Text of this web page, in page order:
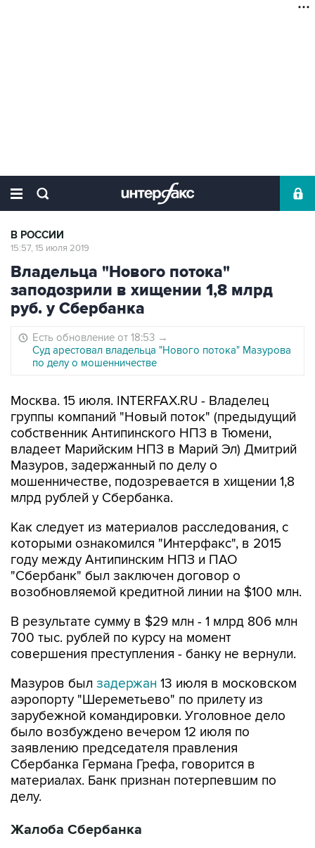
В РОССИИ
15:57, 15 июля 2019
Владельца "Нового потока"
заподозрили в хищении 1,8 млрд
руб. у Сбербанка
Есть обновление от 18:53 →
Суд арестовал владельца "Нового потока" Мазурова
по делу о мошенничестве
Москва. 15 июля. INTERFAX.RU - Владелец
группы компаний "Новый поток" (предыдущий
собственник Антипинского НПЗ в Тюмени,
владеет Марийским НПЗ в Марий Эл) Дмитрий
Мазуров, задержанный по делу о
мошенничестве, подозревается в хищении 1,8
млрд рублей у Сбербанка.
Как следует из материалов расследования, с
которыми ознакомился "Интерфакс", в 2015
году между Антипинским НПЗ и ПАО
"Сбербанк" был заключен договор о
возобновляемой кредитной линии на $100 млн.
В результате сумму в $29 млн - 1 млрд 806 млн
700 тыс. рублей по курсу на момент
совершения преступления - банку не вернули.
Мазуров был задержан 13 июля в московском
аэропорту "Шереметьево" по прилету из
зарубежной командировки. Уголовное дело
было возбуждено вечером 12 июля по
заявлению председателя правления
Сбербанка Германа Грефа, говорится в
материалах. Банк признан потерпевшим по
делу.
Жалоба Сбербанка